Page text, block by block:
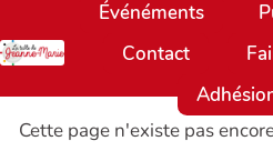
Aller au contenu principal
Événéments
Contact
Cette page n'existe pas